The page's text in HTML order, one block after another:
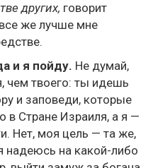
других, говорит
же лучше мне
и я пойду. Не думай,
чем твоего: ты идешь
и заповеди, которые
в Стране Израиля, а я —
Нет, моя цель — та же,
надеюсь на какой-либо